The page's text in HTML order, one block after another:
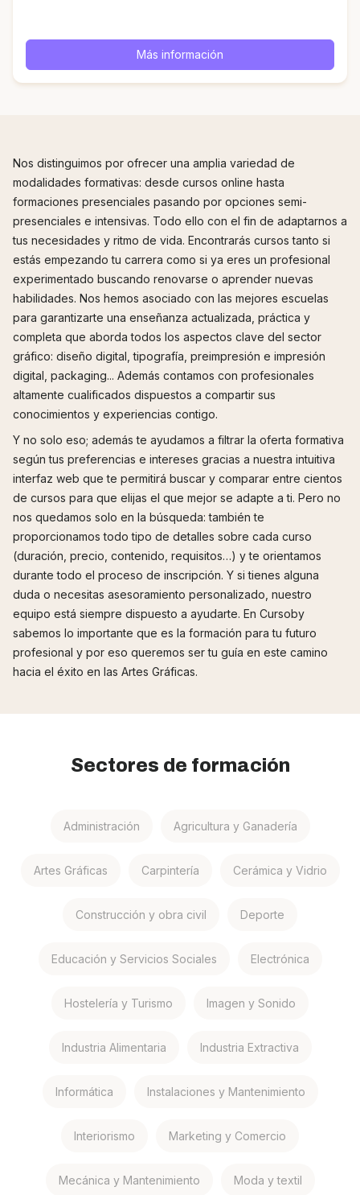
Más información
Nos distinguimos por ofrecer una amplia variedad de
modalidades formativas: desde cursos online hasta
formaciones presenciales pasando por opciones semi-
presenciales e intensivas. Todo ello con el fin de adaptarnos a
tus necesidades y ritmo de vida. Encontrarás cursos tanto si
estás empezando tu carrera como si ya eres un profesional
experimentado buscando renovarse o aprender nuevas
habilidades. Nos hemos asociado con las mejores escuelas
para garantizarte una enseñanza actualizada, práctica y
completa que aborda todos los aspectos clave del sector
gráfico: diseño digital, tipografía, preimpresión e impresión
digital, packaging... Además contamos con profesionales
altamente cualificados dispuestos a compartir sus
conocimientos y experiencias contigo.
Y no solo eso; además te ayudamos a filtrar la oferta formativa
según tus preferencias e intereses gracias a nuestra intuitiva
interfaz web que te permitirá buscar y comparar entre cientos
de cursos para que elijas el que mejor se adapte a ti. Pero no
nos quedamos solo en la búsqueda: también te
proporcionamos todo tipo de detalles sobre cada curso
(duración, precio, contenido, requisitos…) y te orientamos
durante todo el proceso de inscripción. Y si tienes alguna
duda o necesitas asesoramiento personalizado, nuestro
equipo está siempre dispuesto a ayudarte. En Cursoby
sabemos lo importante que es la formación para tu futuro
profesional y por eso queremos ser tu guía en este camino
hacia el éxito en las Artes Gráficas.
Sectores de formación
Administración Agricultura y Ganadería
Artes Gráficas Carpintería Cerámica y Vidrio
Construcción y obra civil Deporte
Educación y Servicios Sociales Electrónica
Hostelería y Turismo Imagen y Sonido
Industria Alimentaria Industria Extractiva
Informática Instalaciones y Mantenimiento
Interiorismo Marketing y Comercio
Mecánica y Mantenimiento Moda y textil